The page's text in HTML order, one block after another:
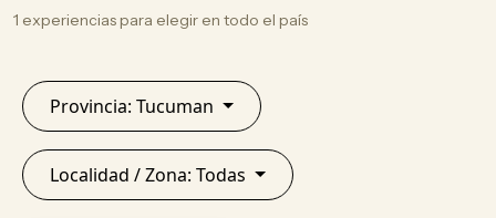
1 experiencias para elegir en todo el país
Provincia: Tucuman
Localidad / Zona: Todas